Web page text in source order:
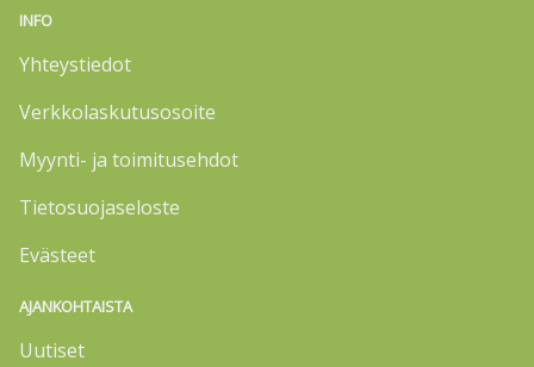
INFO
Yhteystiedot
Verkkolaskutusosoite
Myynti- ja toimitusehdot
Tietosuojaseloste
Evästeet
AJANKOHTAISTA
Uutiset